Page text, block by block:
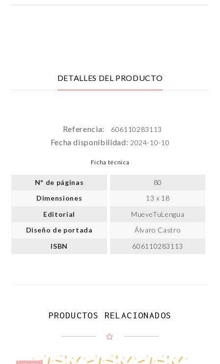
DETALLES DEL PRODUCTO
Referencia: 606110283113
Fecha disponibilidad: 2024-10-10
Ficha técnica
Nº de páginas
80
Dimensiones
13 x 18
Editorial
MueveTuLengua
Diseño de portada
Álvaro Castro
ISBN
606110283113
PRODUCTOS RELACIONADOS